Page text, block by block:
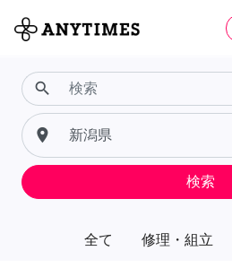
全て 修理・組立
search
place
検索